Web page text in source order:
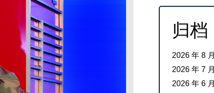
归档
2026 年 8 月
2026 年 7 月
2026 年 6 月